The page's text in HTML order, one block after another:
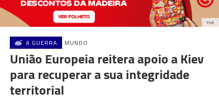
PUB
A GUERRA MUNDO
União Europeia reitera apoio a Kiev
para recuperar a sua integridade
territorial